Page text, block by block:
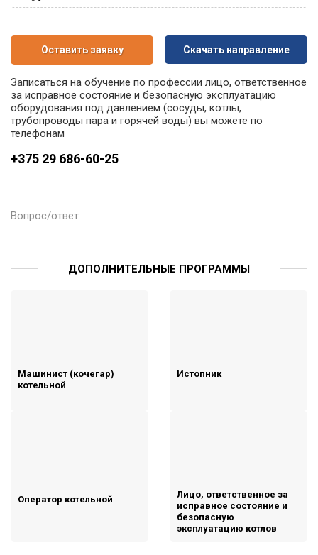
Оставить заявку Скачать направление
Записаться на обучение по профессии лицо, ответственное
за исправное состояние и безопасную эксплуатацию
оборудования под давлением (сосуды, котлы,
трубопроводы пара и горячей воды) вы можете по
телефонам
+375 29 686-60-25
Вопрос/ответ
ДОПОЛНИТЕЛЬНЫЕ ПРОГРАММЫ
Машинист (кочегар)
котельной
Истопник
Оператор котельной
Лицо, ответственное за
исправное состояние и
безопасную
эксплуатацию котлов